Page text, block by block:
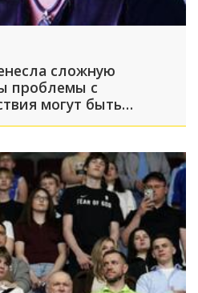
сложную
проблемы с
могут быть